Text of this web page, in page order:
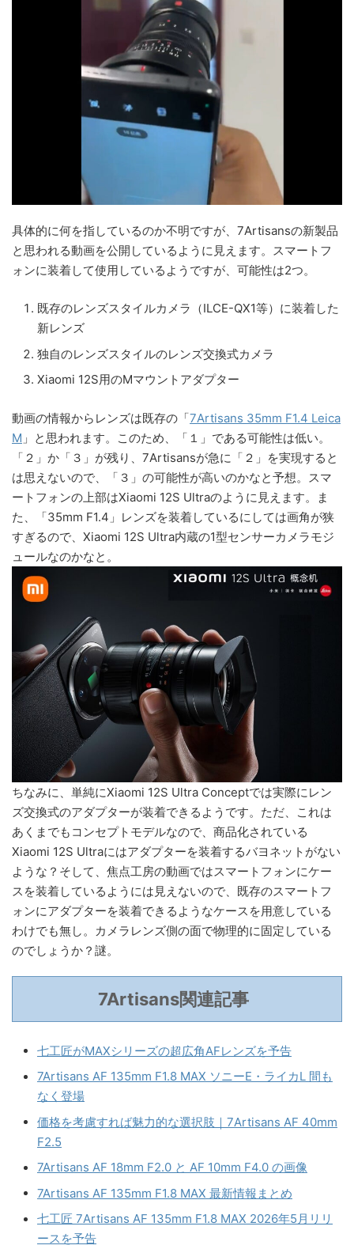
具体的に何を指しているのか不明ですが、7Artisansの新製品
と思われる動画を公開しているように見えます。スマートフ
ォンに装着して使用しているようですが、可能性は2つ。
既存のレンズスタイルカメラ（ILCE-QX1等）に装着した
新レンズ
独自のレンズスタイルのレンズ交換式カメラ
Xiaomi 12S用のMマウントアダプター
動画の情報からレンズは既存の「7Artisans 35mm F1.4 Leica
M 」と思われます。このため、「１」である可能性は低い。
「２」か「３」が残り、7Artisansが急に「２」を実現すると
は思えないので、「３」の可能性が高いのかなと予想。スマ
ートフォンの上部はXiaomi 12S Ultraのように見えます。ま
た、「35mm F1.4」レンズを装着しているにしては画角が狭
すぎるので、Xiaomi 12S Ultra内蔵の1型センサーカメラモジ
ュールなのかなと。
ちなみに、単純にXiaomi 12S Ultra Conceptでは実際にレン
ズ交換式のアダプターが装着できるようです。ただ、これは
あくまでもコンセプトモデルなので、商品化されている
Xiaomi 12S Ultraにはアダプターを装着するバヨネットがない
ような？そして、焦点工房の動画ではスマートフォンにケー
スを装着しているようには見えないので、既存のスマートフ
ォンにアダプターを装着できるようなケースを用意している
わけでも無し。カメラレンズ側の面で物理的に固定している
のでしょうか？謎。
7Artisans関連記事
七工匠がMAXシリーズの超広角AFレンズを予告
7Artisans AF 135mm F1.8 MAX ソニーE・ライカL 間も
なく登場
価格を考慮すれば魅力的な選択肢｜7Artisans AF 40mm
F2.5
7Artisans AF 18mm F2.0 と AF 10mm F4.0 の画像
7Artisans AF 135mm F1.8 MAX 最新情報まとめ
七工匠 7Artisans AF 135mm F1.8 MAX 2026年5月リリ
ースを予告